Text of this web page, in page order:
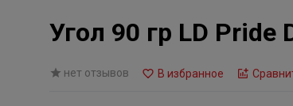
Угол 90 гр LD
нет отзывов В избранное